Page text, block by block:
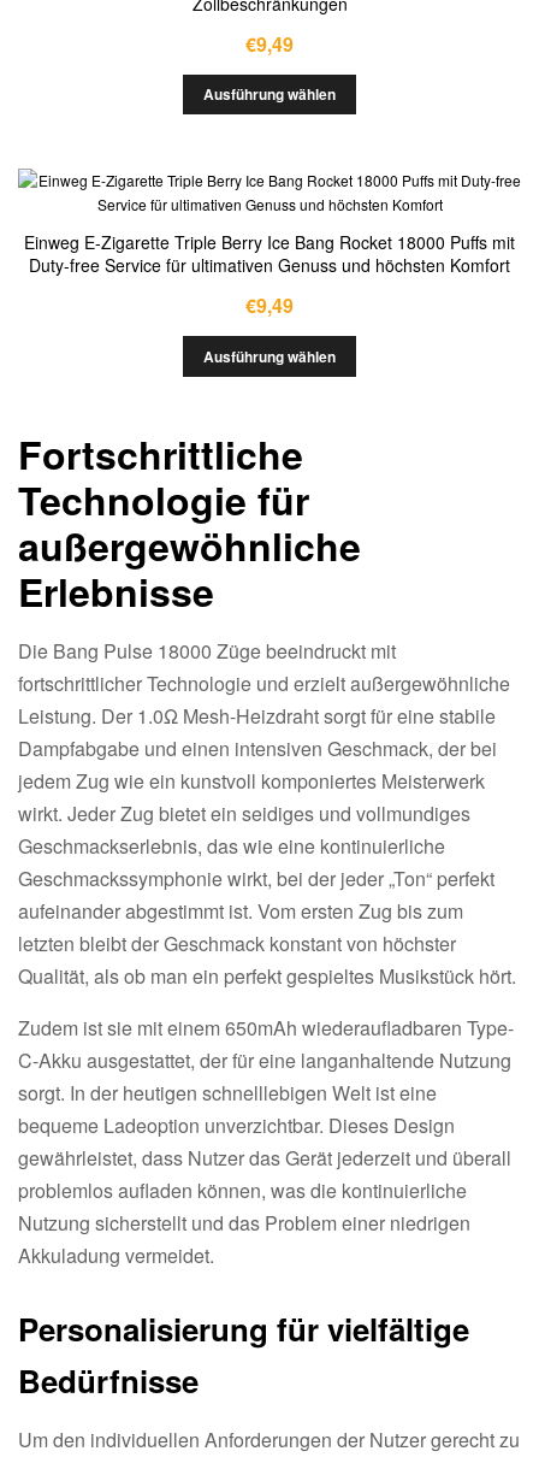
€9,49
Ausführung wählen
Einweg E-Zigarette Triple Berry Ice Bang Rocket 18000 Puffs mit
Duty-free Service für ultimativen Genuss und höchsten Komfort
€9,49
Ausführung wählen
Fortschrittliche
Technologie für
außergewöhnliche
Erlebnisse
Die Bang Pulse 18000 Züge beeindruckt mit
fortschrittlicher Technologie und erzielt außergewöhnliche
Leistung. Der 1.0Ω Mesh-Heizdraht sorgt für eine stabile
Dampfabgabe und einen intensiven Geschmack, der bei
jedem Zug wie ein kunstvoll komponiertes Meisterwerk
wirkt. Jeder Zug bietet ein seidiges und vollmundiges
Geschmackserlebnis, das wie eine kontinuierliche
Geschmackssymphonie wirkt, bei der jeder „Ton“ perfekt
aufeinander abgestimmt ist. Vom ersten Zug bis zum
letzten bleibt der Geschmack konstant von höchster
Qualität, als ob man ein perfekt gespieltes Musikstück hört.
Zudem ist sie mit einem 650mAh wiederaufladbaren Type-
C-Akku ausgestattet, der für eine langanhaltende Nutzung
sorgt. In der heutigen schnelllebigen Welt ist eine
bequeme Ladeoption unverzichtbar. Dieses Design
gewährleistet, dass Nutzer das Gerät jederzeit und überall
problemlos aufladen können, was die kontinuierliche
Nutzung sicherstellt und das Problem einer niedrigen
Akkuladung vermeidet.
Personalisierung für vielfältige
Bedürfnisse
Um den individuellen Anforderungen der Nutzer gerecht zu